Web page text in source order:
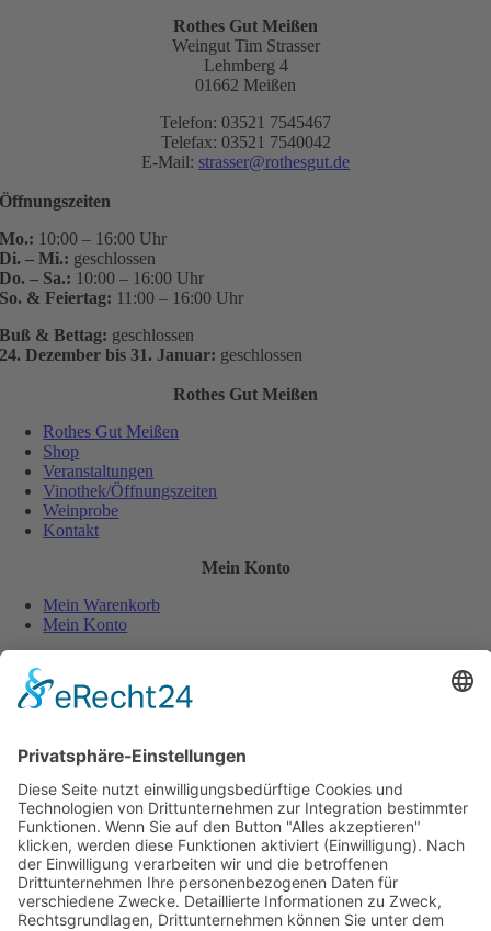
Rothes Gut Meißen
Weingut Tim Strasser
Lehmberg 4
01662 Meißen
Telefon: 03521 7545467
Telefax: 03521 7540042
E-Mail: strasser@rothesgut.de
Öffnungszeiten
Mo.: 10:00 – 16:00 Uhr
Di. – Mi.: geschlossen
Do. – Sa.: 10:00 – 16:00 Uhr
So. & Feiertag: 11:00 – 16:00 Uhr
Buß & Bettag: geschlossen
24. Dezember bis 31. Januar: geschlossen
Rothes Gut Meißen
Rothes Gut Meißen
Shop
Veranstaltungen
Vinothek/Öffnungszeiten
Weinprobe
Kontakt
Mein Konto
Mein Warenkorb
Mein Konto
Wiederverkäufer
Wein Exposé
Folgen Sie uns auch auf:
Jugendschutz
Zahlungsarten
Lieferung und Versandkosten
Vertrag widerrufen